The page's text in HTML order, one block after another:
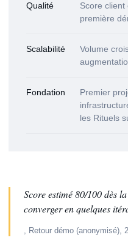
Qualité
Score client
première
Scalabilité
Volume
Fondation
Premier
les Rituels
Score estimé 80/100 dès
converger en quelques
, Retour démo (anonymisé),